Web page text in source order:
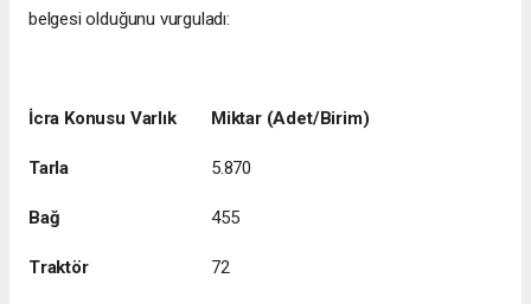
belgesi olduğunu vurguladı:
İcra Konusu Varlık Miktar (Adet/Birim)
Tarla 5.870
Bağ 455
Traktör 72